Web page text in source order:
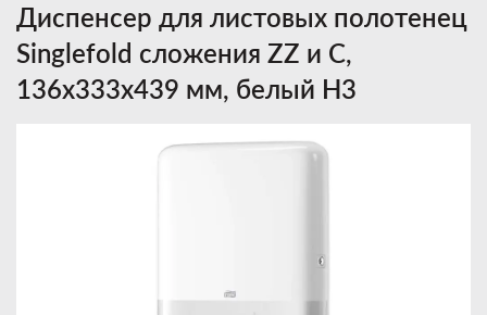
Диспенсер для листовых полотенец
Singlefold сложения ZZ и C,
136х333х439 мм, белый H3